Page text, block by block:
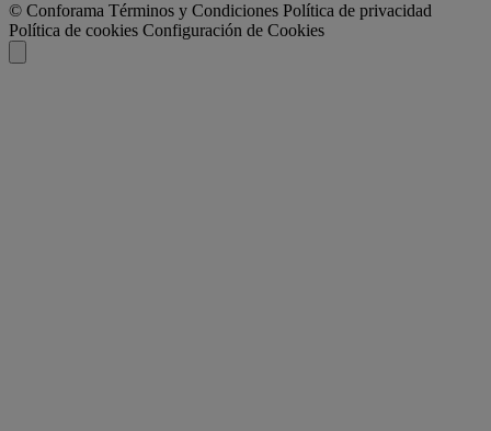
© Conforama Términos y Condiciones Política de privacidad
Política de cookies Configuración de Cookies